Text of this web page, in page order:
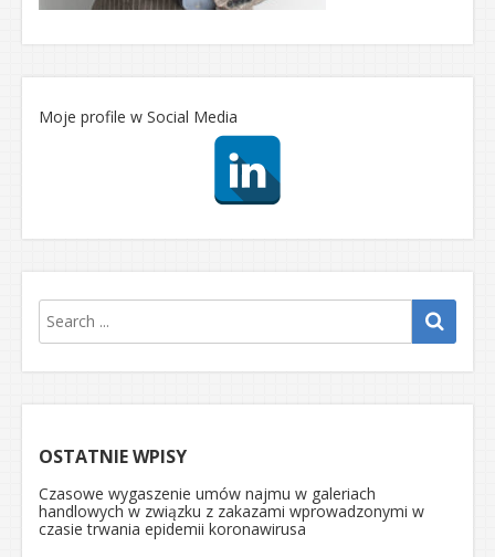
Moje profile w Social Media
OSTATNIE WPISY
Czasowe wygaszenie umów najmu w galeriach
handlowych w związku z zakazami wprowadzonymi w
czasie trwania epidemii koronawirusa